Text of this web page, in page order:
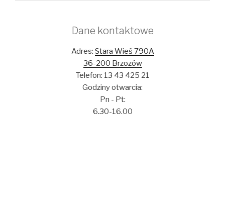
Dane kontaktowe
Adres: Stara Wieś 790A
36-200 Brzozów
Telefon: 13 43 425 21
Godziny otwarcia:
Pn - Pt:
6.30-16.00